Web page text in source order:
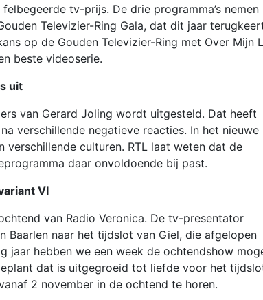
tv-prijs. De drie programma’s nemen
Televizier-Ring Gala, dat dit jaar
op de Gouden Televizier-Ring met Over Mijn
beste videoserie.
uit
van Gerard Joling wordt uitgesteld. Dat heeft
verschillende negatieve reacties. In het nieuwe
culturen. RTL laat weten dat de
daar onvoldoende bij past.
VI
van Radio Veronica. De tv-presentator
Baarlen naar het tijdslot van Giel, die afgelopen
jaar hebben we een week de ochtendshow
dat is uitgegroeid tot liefde voor het
2 november in de ochtend te horen.